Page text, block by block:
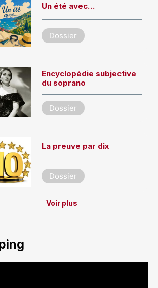
Un été avec…
Dossier
Encyclopédie subjective
du soprano
Dossier
La preuve par dix
Dossier
Voir plus